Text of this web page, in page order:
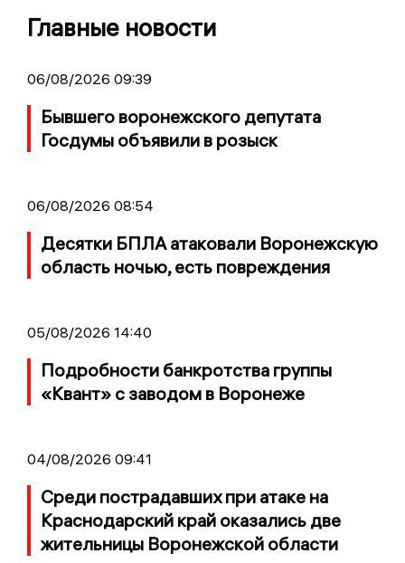
Главные новости
06/08/2026 09:39
Бывшего воронежского депутата
Госдумы объявили в розыск
06/08/2026 08:54
Десятки БПЛА атаковали Воронежскую
область ночью, есть повреждения
05/08/2026 14:40
Подробности банкротства группы
«Квант» с заводом в Воронеже
04/08/2026 09:41
Среди пострадавших при атаке на
Краснодарский край оказались две
жительницы Воронежской области